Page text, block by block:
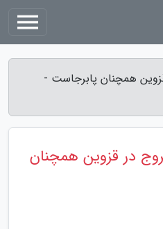
همچنان پابرجاست -
در قزوین همچنان